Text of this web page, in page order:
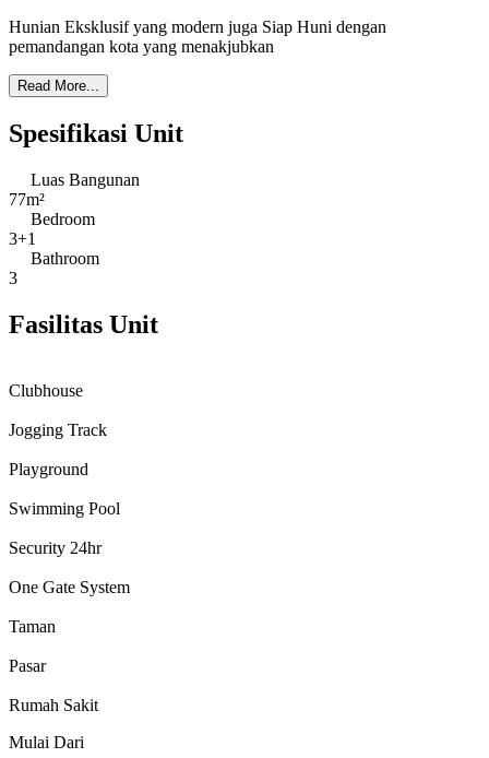
Hunian Eksklusif yang modern juga Siap Huni dengan
pemandangan kota yang menakjubkan
Read More...
Spesifikasi Unit
Luas Bangunan
77m²
Bedroom
3+1
Bathroom
3
Fasilitas Unit
Clubhouse
Jogging Track
Playground
Swimming Pool
Security 24hr
One Gate System
Taman
Pasar
Rumah Sakit
Mulai Dari